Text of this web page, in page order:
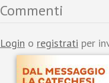
Commenti
Login o registrati per